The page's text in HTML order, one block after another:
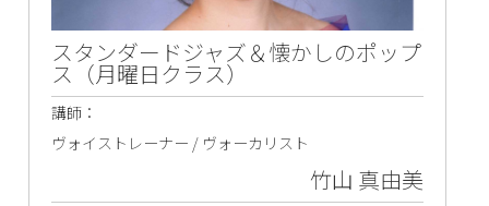
スタンダードジャズ＆懐かしのポップ
ス（月曜日クラス）
講師：
ヴォイストレーナー / ヴォーカリスト
竹山 真由美